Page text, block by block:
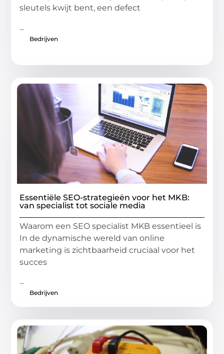
sleutels kwijt bent, een defect
...
Bedrijven
Essentiële SEO-strategieën voor het MKB:
van specialist tot sociale media
Waarom een SEO specialist MKB essentieel is
In de dynamische wereld van online
marketing is zichtbaarheid cruciaal voor het
succes
...
Bedrijven